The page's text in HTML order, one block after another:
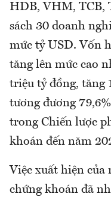
HDB, VHM, TCB,
sách 30 doanh
mức tỷ USD. Vốn
tăng lên mức cao
triệu tỷ đồng, tăng
tương đương
trong Chiến lược
khoán đến năm
Việc xuất hiện của
chứng khoán đã